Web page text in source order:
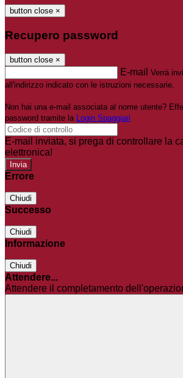
button close ×
Recupero password
button close ×
E-mail Verrà
all'indirizzo indicato con le istruzioni necessarie.
Non hai una e-mail associata al nome utente?
password tramite la Login Spaggiari
E-mail inviata, si prega di controllare la
elettronica!
Errore
Chiudi
Successo
Chiudi
Informazione
Chiudi
Attendere...
Attendere il completamento